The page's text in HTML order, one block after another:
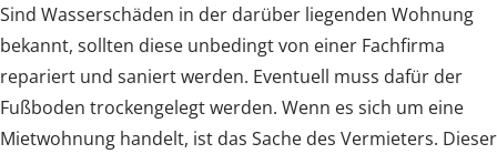
Sind Wasserschäden in der darüber liegenden Wohnung
bekannt, sollten diese unbedingt von einer Fachfirma
repariert und saniert werden. Eventuell muss dafür der
Fußboden trockengelegt werden. Wenn es sich um eine
Mietwohnung handelt, ist das Sache des Vermieters. Dieser